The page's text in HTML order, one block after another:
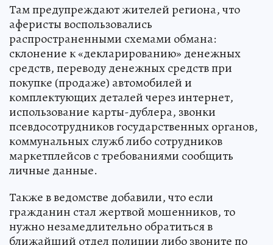
Там предупреждают жителей региона, что
аферисты воспользовались
распространенными схемами обмана:
склонение к «декларированию» денежных
средств, переводу денежных средств при
покупке (продаже) автомобилей и
комплектующих деталей через интернет,
использование карты-дублера, звонки
псевдосотрудников государственных органов,
коммунальных служб либо сотрудников
маркетплейсов с требованиями сообщить
личные данные.
Также в ведомстве добавили, что если
гражданин стал жертвой мошенников, то
нужно незамедлительно обратиться в
ближайший отдел полиции либо звоните по